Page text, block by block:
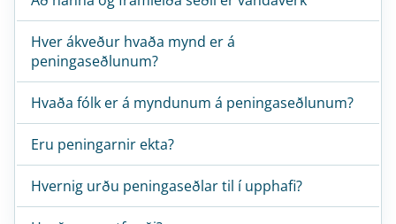
Hver ákveður hvaða mynd er á
peningaseðlunum?
Hvaða fólk er á myndunum á peningaseðlunum?
Eru peningarnir ekta?
Hvernig urðu peningaseðlar til í upphafi?